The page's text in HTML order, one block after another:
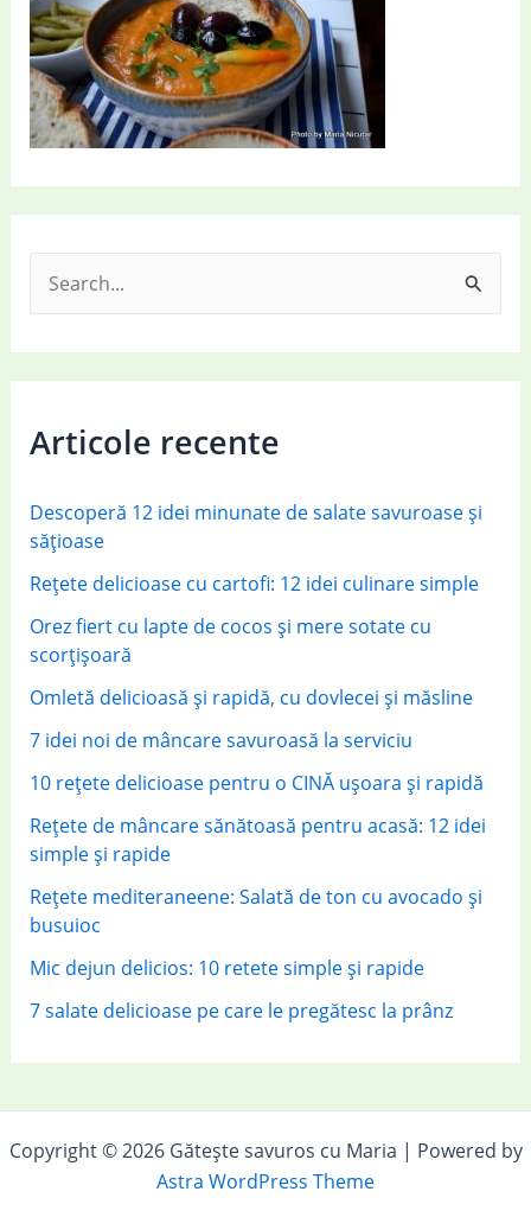
e
a
r
h
o
r
Articole recente
Descoperă 12 idei minunate de salate savuroase și
sățioase
Rețete delicioase cu cartofi: 12 idei culinare simple
Orez fiert cu lapte de cocos și mere sotate cu
scorțișoară
Omletă delicioasă și rapidă, cu dovlecei și măsline
7 idei noi de mâncare savuroasă la serviciu
10 rețete delicioase pentru o CINĂ ușoara și rapidă
Rețete de mâncare sănătoasă pentru acasă: 12 idei
simple și rapide
Rețete mediteraneene: Salată de ton cu avocado și
busuioc
Mic dejun delicios: 10 retete simple și rapide
7 salate delicioase pe care le pregătesc la prânz
Copyright © 2026 Gătește savuros cu Maria | Powered by
Astra WordPress Theme